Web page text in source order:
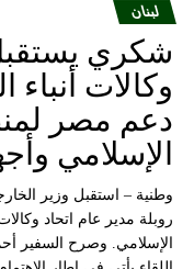
لبنان
شكري
وكالات أنباء
دعم مصر
الإسلامي
وطنية – استقبل وزير
روبلة مدير عام اتحاد
الإسلامي. وصرح السفير